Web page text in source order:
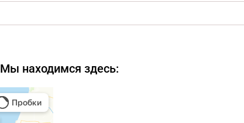
Мы находимся здесь: